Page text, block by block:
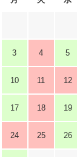
3 4 5
10 11 12
17 18 19
24 25 26